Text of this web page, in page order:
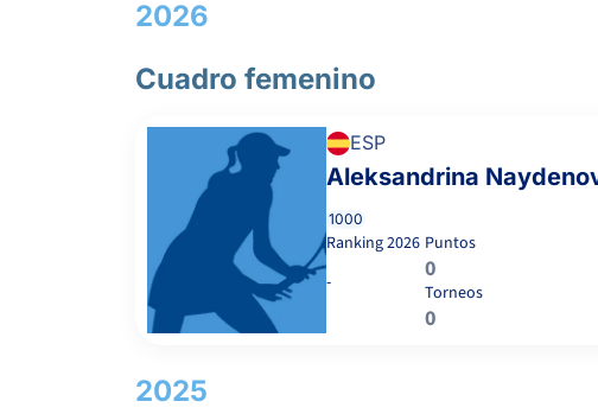
2026
Cuadro femenino
ESP
Aleksandrina
1000
Ranking2026
-
Puntos
0
Torneos
0
2025